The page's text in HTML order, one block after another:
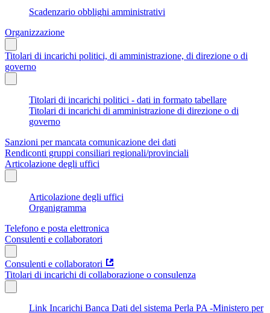
Scadenzario obblighi amministrativi
Organizzazione
Titolari di incarichi politici, di amministrazione, di direzione o di
governo
Titolari di incarichi politici - dati in formato tabellare
Titolari di incarichi di amministrazione di direzione o di
governo
Sanzioni per mancata comunicazione dei dati
Rendiconti gruppi consiliari regionali/provinciali
Articolazione degli uffici
Articolazione degli uffici
Organigramma
Telefono e posta elettronica
Consulenti e collaboratori
Consulenti e collaboratori
Titolari di incarichi di collaborazione o consulenza
Link Incarichi Banca Dati del sistema Perla PA -Ministero per